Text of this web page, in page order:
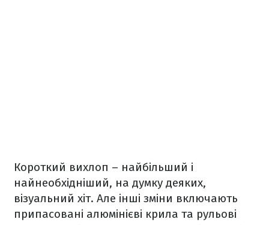
Короткий вихлоп – найбільший і
найнеобхідніший, на думку деяких,
візуальний хіт. Але інші зміни включають
припасовані алюмінієві крила та рульові